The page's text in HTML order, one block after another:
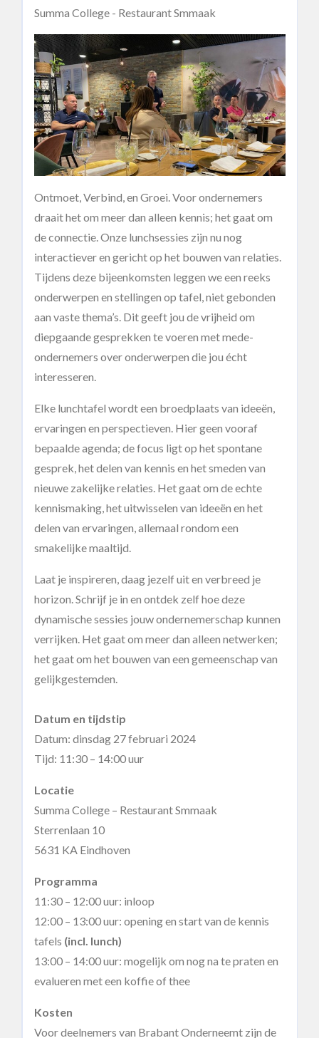
Summa College - Restaurant Smmaak
Ontmoet, Verbind, en Groei. Voor ondernemers
draait het om meer dan alleen kennis; het gaat om
de connectie. Onze lunchsessies zijn nu nog
interactiever en gericht op het bouwen van relaties.
Tijdens deze bijeenkomsten leggen we een reeks
onderwerpen en stellingen op tafel, niet gebonden
aan vaste thema’s. Dit geeft jou de vrijheid om
diepgaande gesprekken te voeren met mede-
ondernemers over onderwerpen die jou écht
interesseren.
Elke lunchtafel wordt een broedplaats van ideeën,
ervaringen en perspectieven. Hier geen vooraf
bepaalde agenda; de focus ligt op het spontane
gesprek, het delen van kennis en het smeden van
nieuwe zakelijke relaties. Het gaat om de echte
kennismaking, het uitwisselen van ideeën en het
delen van ervaringen, allemaal rondom een
smakelijke maaltijd.
Laat je inspireren, daag jezelf uit en verbreed je
horizon. Schrijf je in en ontdek zelf hoe deze
dynamische sessies jouw ondernemerschap kunnen
verrijken. Het gaat om meer dan alleen netwerken;
het gaat om het bouwen van een gemeenschap van
gelijkgestemden.
Datum en tijdstip
Datum: dinsdag 27 februari 2024
Tijd: 11:30 – 14:00 uur
Locatie
Summa College – Restaurant Smmaak
Sterrenlaan 10
5631 KA Eindhoven
Programma
11:30 – 12:00 uur: inloop
12:00 – 13:00 uur: opening en start van de kennis
tafels (incl. lunch)
13:00 – 14:00 uur: mogelijk om nog na te praten en
evalueren met een koffie of thee
Kosten
Voor deelnemers van Brabant Onderneemt zijn de